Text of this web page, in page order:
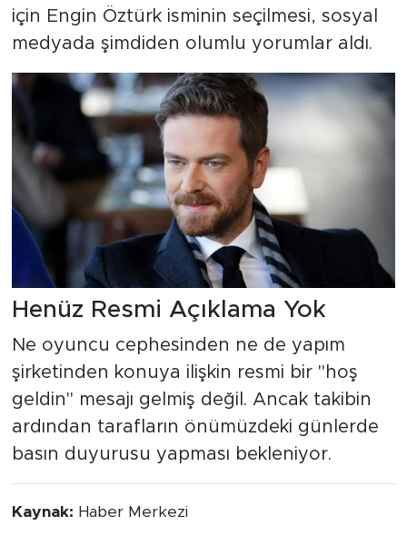
için Engin Öztürk isminin seçilmesi, sosyal
medyada şimdiden olumlu yorumlar aldı.
Henüz Resmi Açıklama Yok
Ne oyuncu cephesinden ne de yapım
şirketinden konuya ilişkin resmi bir "hoş
geldin" mesajı gelmiş değil. Ancak takibin
ardından tarafların önümüzdeki günlerde
basın duyurusu yapması bekleniyor.
Kaynak: Haber Merkezi